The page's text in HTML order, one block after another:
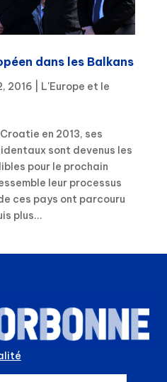
dans les Balkans
2016
L'Europe et le
en 2013, ses
sont devenus les
pour le prochain
leur processus
ces pays ont parcouru
plus...